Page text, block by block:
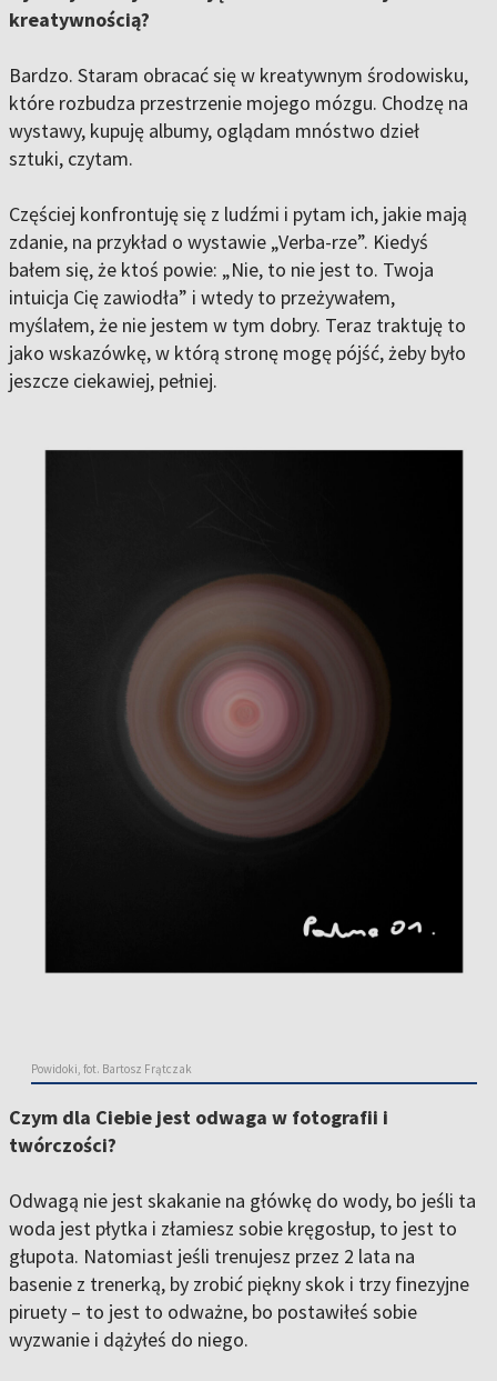
kreatywnością?
Bardzo. Staram obracać się w kreatywnym środowisku,
które rozbudza przestrzenie mojego mózgu. Chodzę na
wystawy, kupuję albumy, oglądam mnóstwo dzieł
sztuki, czytam.
Częściej konfrontuję się z ludźmi i pytam ich, jakie mają
zdanie, na przykład o wystawie „Verba-rze”. Kiedyś
bałem się, że ktoś powie: „Nie, to nie jest to. Twoja
intuicja Cię zawiodła” i wtedy to przeżywałem,
myślałem, że nie jestem w tym dobry. Teraz traktuję to
jako wskazówkę, w którą stronę mogę pójść, żeby było
jeszcze ciekawiej, pełniej.
Powidoki, fot. Bartosz Frątczak
Czym dla Ciebie jest odwaga w fotografii i
twórczości?
Odwagą nie jest skakanie na główkę do wody, bo jeśli ta
woda jest płytka i złamiesz sobie kręgosłup, to jest to
głupota. Natomiast jeśli trenujesz przez 2 lata na
basenie z trenerką, by zrobić piękny skok i trzy finezyjne
piruety – to jest to odważne, bo postawiłeś sobie
wyzwanie i dążyłeś do niego.